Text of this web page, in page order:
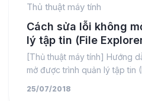
Thủ thuật máy tính
Cách sửa lỗi không
lý tập tin (File
[Thủ thuật máy tính] Hướng
mở được trình quản lý tập tin
25/07/2018